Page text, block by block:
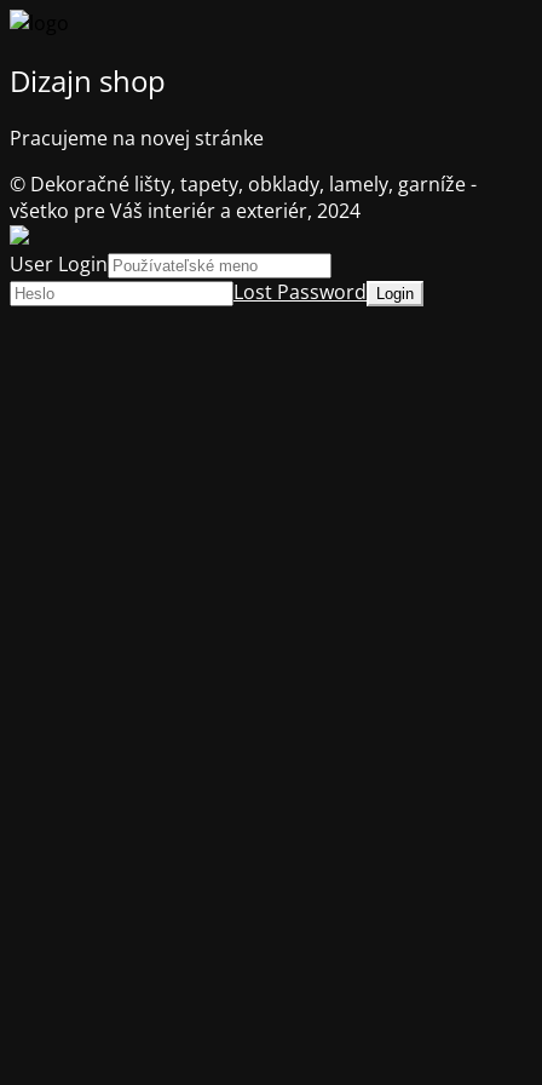
Dizajn shop
Pracujeme na novej stránke
© Dekoračné lišty, tapety, obklady, lamely, garníže -
všetko pre Váš interiér a exteriér, 2024
User Login
Lost Password